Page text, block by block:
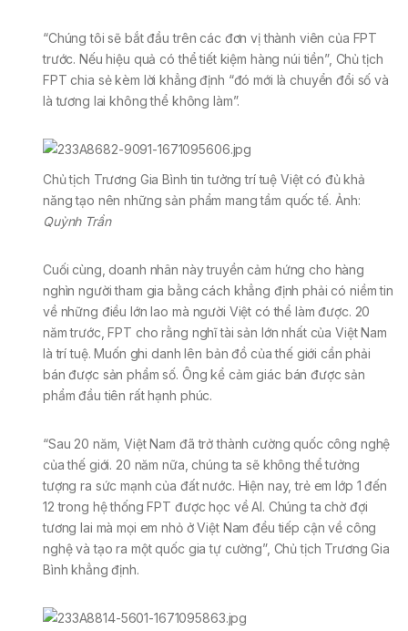
“Chúng tôi sẽ bắt đầu trên các đơn vị thành viên của FPT
trước. Nếu hiệu quả có thể tiết kiệm hàng núi tiền”, Chủ tịch
FPT chia sẻ kèm lời khẳng định “đó mới là chuyển đổi số và
là tương lai không thể không làm”.
Chủ tịch Trương Gia Bình tin tưởng trí tuệ Việt có đủ khả
năng tạo nên những sản phẩm mang tầm quốc tế. Ảnh:
Quỳnh Trần
Cuối cùng, doanh nhân này truyền cảm hứng cho hàng
nghìn người tham gia bằng cách khẳng định phải có niềm tin
về những điều lớn lao mà người Việt có thể làm được. 20
năm trước, FPT cho rằng nghĩ tài sản lớn nhất của Việt Nam
là trí tuệ. Muốn ghi danh lên bản đồ của thế giới cần phải
bán được sản phẩm số. Ông kể cảm giác bán được sản
phẩm đầu tiên rất hạnh phúc.
“Sau 20 năm, Việt Nam đã trở thành cường quốc công nghệ
của thế giới. 20 năm nữa, chúng ta sẽ không thể tưởng
tượng ra sức mạnh của đất nước. Hiện nay, trẻ em lớp 1 đến
12 trong hệ thống FPT được học về AI. Chúng ta chờ đợi
tương lai mà mọi em nhỏ ở Việt Nam đều tiếp cận về công
nghệ và tạo ra một quốc gia tự cường”, Chủ tịch Trương Gia
Bình khẳng định.